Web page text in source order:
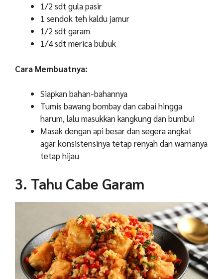
1/2 sdt gula pasir
1 sendok teh kaldu jamur
1/2 sdt garam
1/4 sdt merica bubuk
Cara Membuatnya:
Siapkan bahan-bahannya
Tumis bawang bombay dan cabai hingga
harum, lalu masukkan kangkung dan bumbui
Masak dengan api besar dan segera angkat
agar konsistensinya tetap renyah dan warnanya
tetap hijau
3. Tahu Cabe Garam